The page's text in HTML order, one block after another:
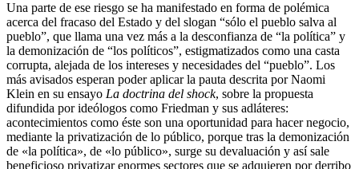
Una parte de ese riesgo se ha manifestado en forma de polémica
acerca del fracaso del Estado y del slogan “sólo el pueblo salva al
pueblo”, que llama una vez más a la desconfianza de “la política” y
la demonización de “los políticos”, estigmatizados como una casta
corrupta, alejada de los intereses y necesidades del “pueblo”. Los
más avisados esperan poder aplicar la pauta descrita por Naomi
Klein en su ensayo La doctrina del shock, sobre la propuesta
difundida por ideólogos como Friedman y sus adláteres:
acontecimientos como éste son una oportunidad para hacer negocio,
mediante la privatización de lo público, porque tras la demonización
de «la política», de «lo público», surge su devaluación y así sale
beneficioso privatizar enormes sectores que se adquieren por derribo